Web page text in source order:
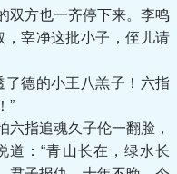
方也一齐停下来。李鸣
，宰净这批小子，侄儿请
德的小王八羔子！六指
”
指追魂久子伦一翻脸，
道：“青山长在，绿水长